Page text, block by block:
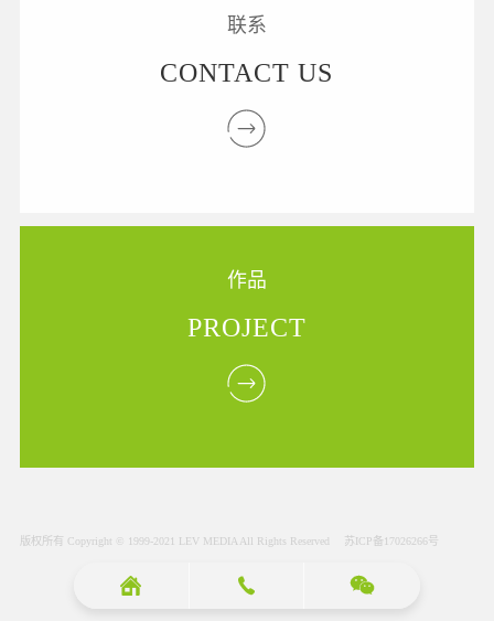
联系
CONTACT US
作品
PROJECT
版权所有 Copyright © 1999-2021 LEV MEDIAAll Rights Reserved 苏ICP备17026266号
  